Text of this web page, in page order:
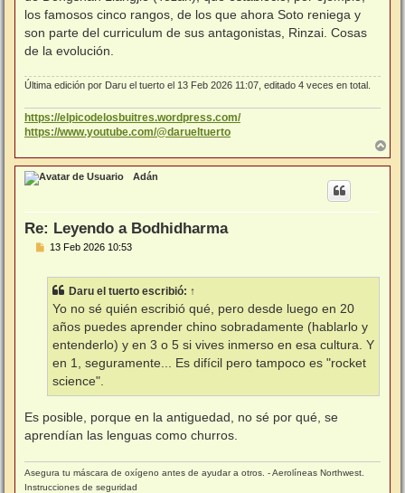
los famosos cinco rangos, de los que ahora Soto reniega y
son parte del curriculum de sus antagonistas, Rinzai. Cosas
de la evolución.
Última edición por Daru el tuerto el 13 Feb 2026 11:07, editado 4 veces en total.
https://elpicodelosbuitres.wordpress.com/
https://www.youtube.com/@darueltuerto
r
r
Adán
Re: Leyendo a Bodhidharma
M
13 Feb 2026 10:53
Daru el tuerto escribió: ↑
Yo no sé quién escribió qué, pero desde luego en 20
años puedes aprender chino sobradamente (hablarlo y
entenderlo) y en 3 o 5 si vives inmerso en esa cultura. Y
en 1, seguramente... Es difícil pero tampoco es "rocket
science".
Es posible, porque en la antiguedad, no sé por qué, se
aprendían las lenguas como churros.
Asegura tu máscara de oxígeno antes de ayudar a otros. - Aerolíneas Northwest.
Instrucciones de seguridad